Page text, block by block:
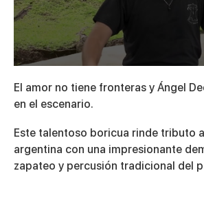
seconds
of
5
13
seconds
El amor no tiene fronteras y Ángel
en el escenario.
Este talentoso boricua rinde tributo
argentina con una impresionante
zapateo y percusión tradicional del